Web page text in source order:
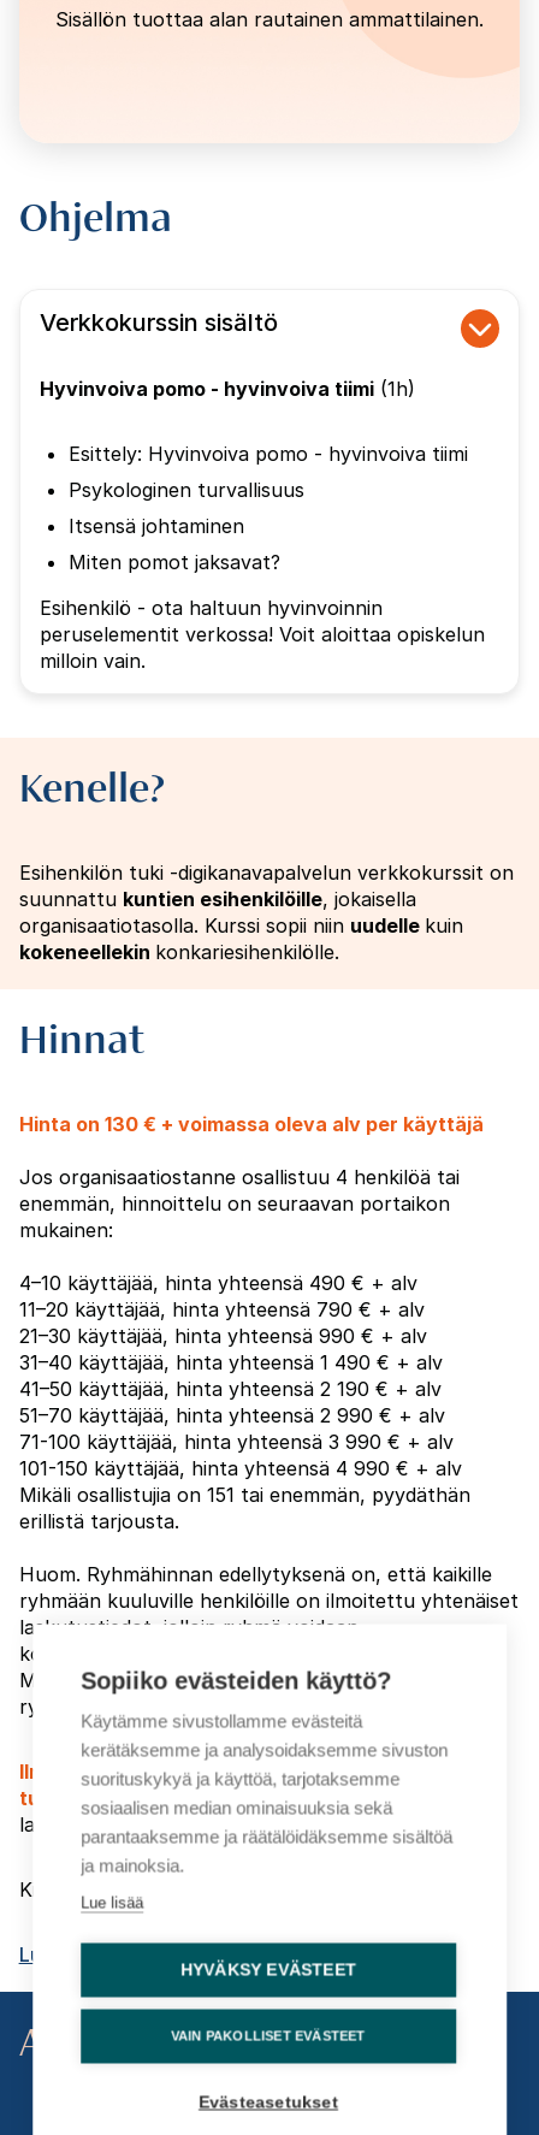
Sisällön tuottaa alan rautainen ammattilainen.
Ohjelma
Verkkokurssin sisältö
Hyvinvoiva pomo - hyvinvoiva tiimi(1h)
Esittely: Hyvinvoiva pomo - hyvinvoiva tiimi
Psykologinen turvallisuus
Itsensä johtaminen
Miten pomot jaksavat?
Esihenkilö - ota haltuun hyvinvoinnin
peruselementit verkossa! Voit aloittaa opiskelun
milloin vain.
Kenelle?
Esihenkilön tuki -digikanavapalvelun verkkokurssit on
suunnattu kuntien esihenkilöille, jokaisella
organisaatiotasolla. Kurssi sopii niin uudelle kuin
kokeneellekin konkariesihenkilölle.
Hinnat
Hinta on 130 € + voimassa oleva alv per käyttäjä
Jos organisaatiostanne osallistuu 4 henkilöä tai
enemmän, hinnoittelu on seuraavan portaikon
mukainen:
4–10 käyttäjää, hinta yhteensä 490 € + alv
11–20 käyttäjää, hinta yhteensä 790 € + alv
21–30 käyttäjää, hinta yhteensä 990 € + alv
31–40 käyttäjää, hinta yhteensä 1 490 € + alv
41–50 käyttäjää, hinta yhteensä 2 190 € + alv
51–70 käyttäjää, hinta yhteensä 2 990 € + alv
71-100 käyttäjää, hinta yhteensä 3 990 € + alv
101-150 käyttäjää, hinta yhteensä 4 990 € + alv
Mikäli osallistujia on 151 tai enemmän, pyydäthän
erillistä tarjousta.
Huom. Ryhmähinnan edellytyksenä on, että kaikille
ryhmään kuuluville henkilöille on ilmoitettu yhtenäiset
laskutustiedot, jolloin ryhmä voidaan
kokonaisuudessaan laskuttaa yhdellä koontilaskulla.
Mikäli ryhmän jäseniä laskutetaan erikseen, oikeus
ryhmähintaan raukeaa.
Ilmoittautuminen on sitova ja laskutamme kurssin
tunnusten lähettämisen jälkeen.Hintaan lisätään
laskutuslisä (5 € + alv).
Kiinnostuitko? Lisätietoa koulutusmyynti@fcg.fi.
Lue lisää FCG Digikanava -lisenssistä
Asiantuntijat
Sopiiko evästeiden käyttö?
Käytämme sivustollamme evästeitä
kerätäksemme ja analysoidaksemme sivuston
suorituskykyä ja käyttöä, tarjotaksemme
sosiaalisen median ominaisuuksia sekä
parantaaksemme ja räätälöidäksemme sisältöä
ja mainoksia.
Lue lisää
HYVÄKSY EVÄSTEET
VAIN PAKOLLISET EVÄSTEET
Evästeasetukset